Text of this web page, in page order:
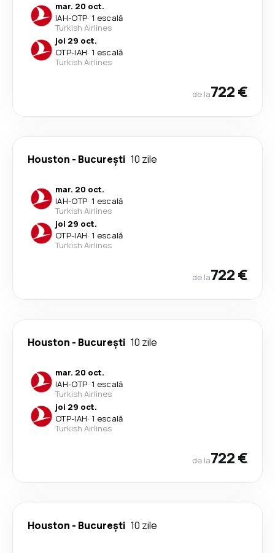
mar. 20 oct.
IAH-OTP· 1 escală
Turkish Airlines
joi 29 oct.
OTP-IAH· 1 escală
Turkish Airlines
de la722 €
Houston - București 10 zile
mar. 20 oct.
IAH-OTP· 1 escală
Turkish Airlines
joi 29 oct.
OTP-IAH· 1 escală
Turkish Airlines
de la722 €
Houston - București 10 zile
mar. 20 oct.
IAH-OTP· 1 escală
Turkish Airlines
joi 29 oct.
OTP-IAH· 1 escală
Turkish Airlines
de la722 €
Houston - București 10 zile